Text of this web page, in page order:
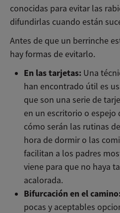
conocidas para evitar las
difundirlas cuando están
Antes de que un berrinche
hay formas de evitarlo.
En las tarjetas: Una
han encontrado útil es
que son una serie de
en un escritorio o espejo
cómo serán las rutinas
hora de dormir o las
facilitan a los padres
viene para que no haya
acalorada.
Bifurcación en el camino:
pocas y aceptables